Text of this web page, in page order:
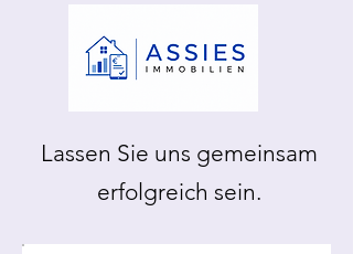
Lassen Sie uns gemeinsam
erfolgreich sein.